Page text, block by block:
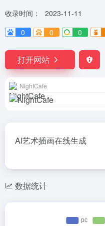
收录时间：
2023-11-11
0
0 0
打开网站
NightCafe
AI艺术插画在线生成
数据统计